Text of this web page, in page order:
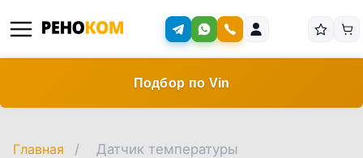
Подбор по Vin
Главная / Датчик температуры